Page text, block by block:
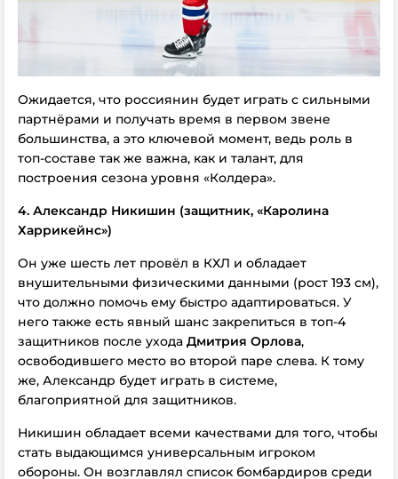
Ожидается, что россиянин будет играть с сильными
партнёрами и получать время в первом звене
большинства, а это ключевой момент, ведь роль в
топ-составе так же важна, как и талант, для
построения сезона уровня «Колдера».
4. Александр Никишин (защитник, «Каролина
Харрикейнс»)
Он уже шесть лет провёл в КХЛ и обладает
внушительными физическими данными (рост 193 см),
что должно помочь ему быстро адаптироваться. У
него также есть явный шанс закрепиться в топ-4
защитников после ухода Дмитрия Орлова,
освободившего место во второй паре слева. К тому
же, Александр будет играть в системе,
благоприятной для защитников.
Никишин обладает всеми качествами для того, чтобы
стать выдающимся универсальным игроком
обороны. Он возглавлял список бомбардиров среди